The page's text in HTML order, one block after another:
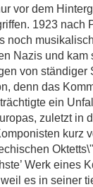
vor dem
1923 nach
Nazis und
von ständiger
denn das
ein
zuletzt in
kurz
Werk eines
es in seiner